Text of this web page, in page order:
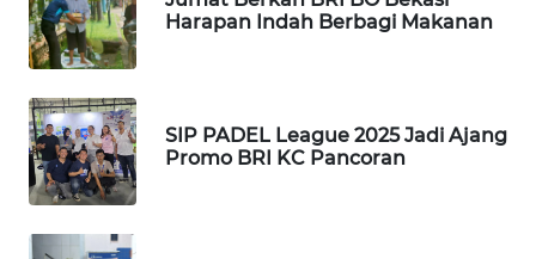
Harapan Indah Berbagi Makanan
SIP PADEL League 2025 Jadi Ajang
Promo BRI KC Pancoran
WAHANA
WAHANA
DESA
WISATA